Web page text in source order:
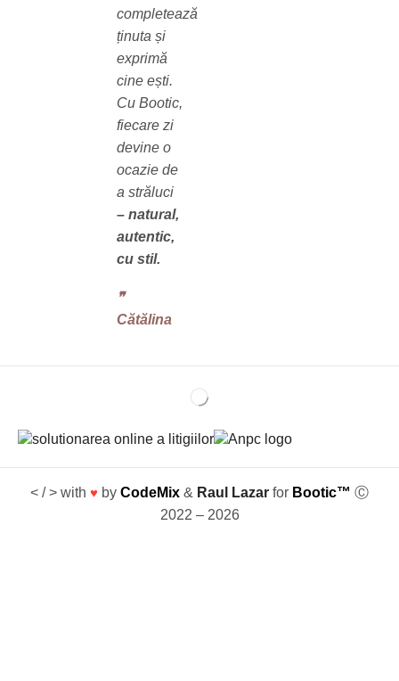
completează
ținuta și
exprimă
cine ești.
Cu Bootic,
fiecare zi
devine o
ocazie de
a străluci
– natural,
autentic,
cu stil.
❞‬
Cătălina
< / > with ♥ by CodeMix & Raul Lazar for Bootic™ Ⓒ
2022 – 2026